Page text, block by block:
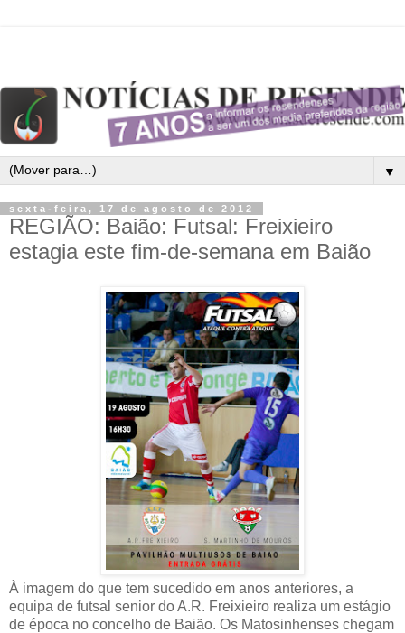
▼
sexta-feira, 17 de agosto de 2012
REGIÃO: Baião: Futsal: Freixieiro
estagia este fim-de-semana em Baião
À imagem do que tem sucedido em anos anteriores, a
equipa de futsal senior do A.R. Freixieiro realiza um estágio
de época no concelho de Baião. Os Matosinhenses chegam